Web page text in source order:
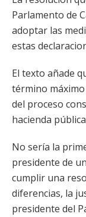
Parlamento de
adoptar las
estas
El texto añade
término máximo
del proceso
hacienda
No sería la
presidente de
cumplir una
diferencias, la
presidente del